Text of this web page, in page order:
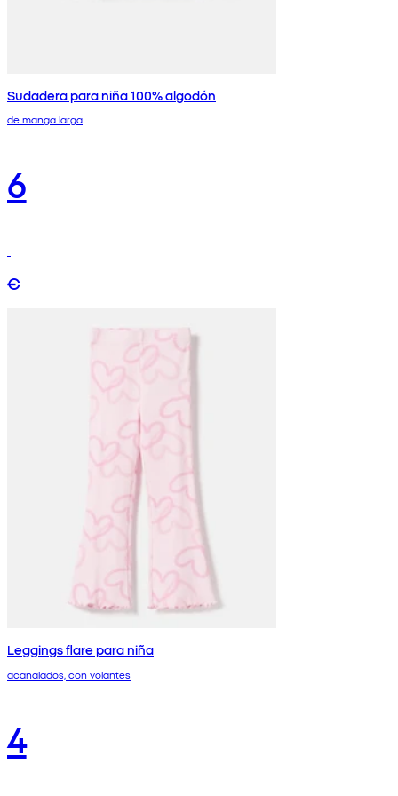
Sudadera para niña 100% algodón
de manga larga
6
€
Leggings flare para niña
acanalados, con volantes
4